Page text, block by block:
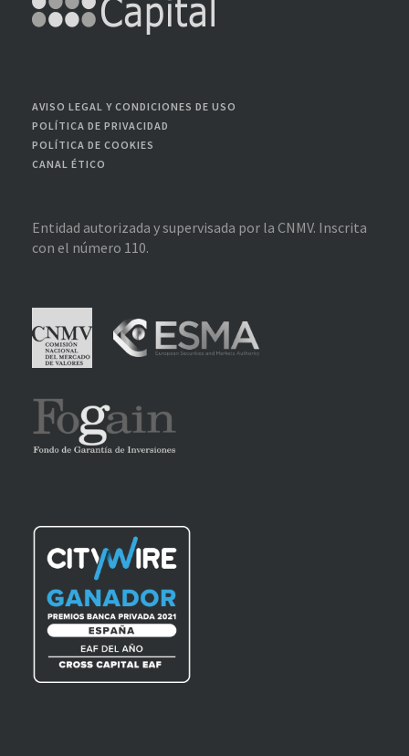
AVISO LEGAL Y CONDICIONES DE USO
POLÍTICA DE PRIVACIDAD
POLÍTICA DE COOKIES
CANAL ÉTICO
Entidad autorizada y supervisada por la CNMV. Inscrita
con el número 110.